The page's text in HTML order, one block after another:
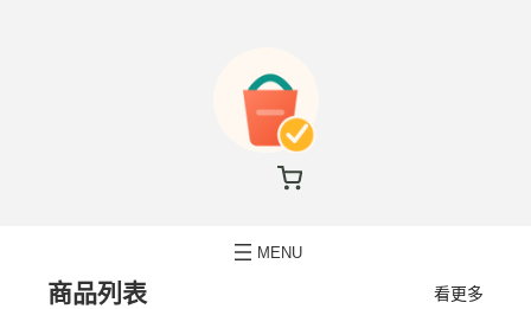
商品列表 看更多